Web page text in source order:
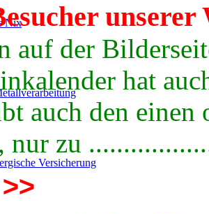
unserer
auf der
hat
auch den einen
nur zu